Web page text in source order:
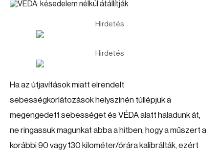
Hirdetés
Hirdetés
Ha az útjavítások miatt elrendelt
sebességkorlátozások helyszínén túllépjük a
megengedett sebességet és VÉDA alatt haladunk át,
ne ringassuk magunkat abba a hitben, hogy a műszert a
korábbi 90 vagy 130 kilométer/órára kalibrálták, ezért